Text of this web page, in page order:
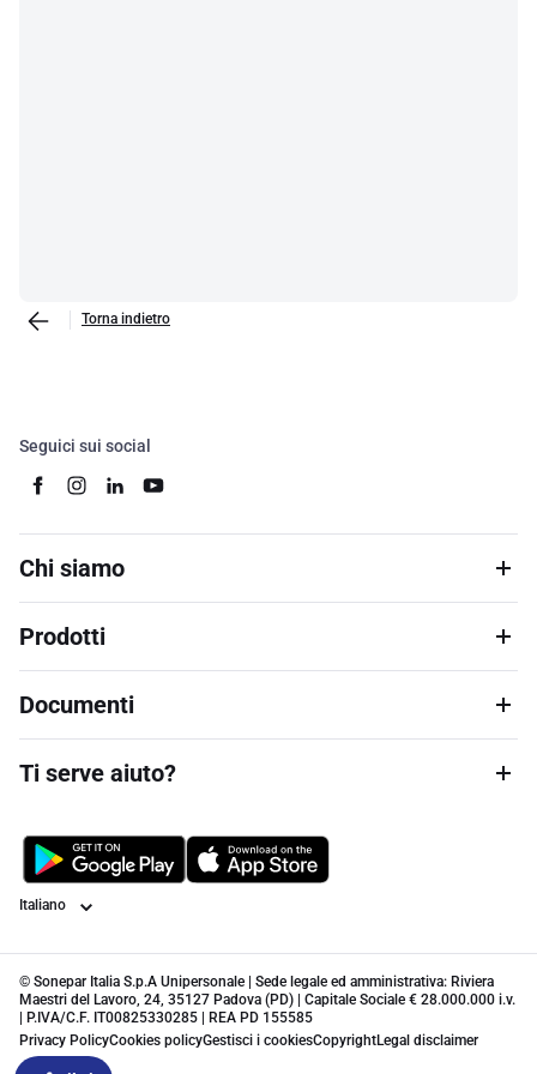
Torna indietro
Seguici sui social
Chi siamo
Prodotti
Documenti
Ti serve aiuto?
Lingua
© Sonepar Italia S.p.A Unipersonale | Sede legale ed amministrativa: Riviera
Maestri del Lavoro, 24, 35127 Padova (PD) | Capitale Sociale € 28.000.000 i.v.
| P.IVA/C.F. IT00825330285 | REA PD 155585
Privacy PolicyCookies policyGestisci i cookiesCopyrightLegal disclaimer